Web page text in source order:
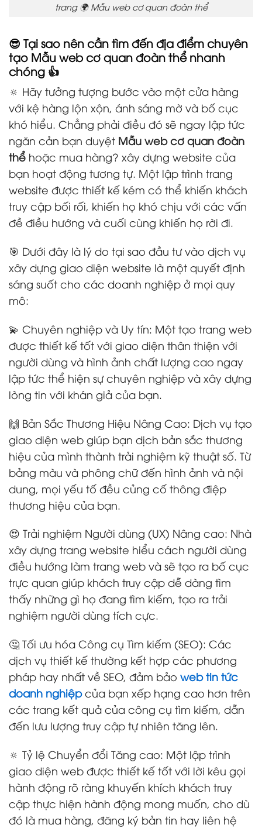
trang 🌍 Mẫu web cơ quan đoàn thể
😎 Tại sao nên cần tìm đến địa điểm chuyên
tạo Mẫu web cơ quan đoàn thể nhanh
chóng 👍
🔅 Hãy tưởng tượng bước vào một cửa hàng
với kệ hàng lộn xộn, ánh sáng mờ và bố cục
khó hiểu. Chẳng phải điều đó sẽ ngay lập tức
ngăn cản bạn duyệt Mẫu web cơ quan đoàn
thể hoặc mua hàng? xây dựng website của
bạn hoạt động tương tự. Một lập trình trang
website được thiết kế kém có thể khiến khách
truy cập bối rối, khiến họ khó chịu với các vấn
đề điều hướng và cuối cùng khiến họ rời đi.
🎯 Dưới đây là lý do tại sao đầu tư vào dịch vụ
xây dựng giao diện website là một quyết định
sáng suốt cho các doanh nghiệp ở mọi quy
mô:
💫 Chuyên nghiệp và Uy tín: Một tạo trang web
được thiết kế tốt với giao diện thân thiện với
người dùng và hình ảnh chất lượng cao ngay
lập tức thể hiện sự chuyên nghiệp và xây dựng
lòng tin với khán giả của bạn.
🙌 Bản Sắc Thương Hiệu Nâng Cao: Dịch vụ tạo
giao diện web giúp bạn dịch bản sắc thương
hiệu của mình thành trải nghiệm kỹ thuật số. Từ
bảng màu và phông chữ đến hình ảnh và nội
dung, mọi yếu tố đều củng cố thông điệp
thương hiệu của bạn.
😍 Trải nghiệm Người dùng (UX) Nâng cao: Nhà
xây dựng trang website hiểu cách người dùng
điều hướng làm trang web và sẽ tạo ra bố cục
trực quan giúp khách truy cập dễ dàng tìm
thấy những gì họ đang tìm kiếm, tạo ra trải
nghiệm người dùng tích cực.
🤔 Tối ưu hóa Công cụ Tìm kiếm (SEO): Các
dịch vụ thiết kế thường kết hợp các phương
pháp hay nhất về SEO, đảm bảo web tin tức
doanh nghiệpcủa bạn xếp hạng cao hơn trên
các trang kết quả của công cụ tìm kiếm, dẫn
đến lưu lượng truy cập tự nhiên tăng lên.
🔅 Tỷ lệ Chuyển đổi Tăng cao: Một lập trình
giao diện web được thiết kế tốt với lời kêu gọi
hành động rõ ràng khuyến khích khách truy
cập thực hiện hành động mong muốn, cho dù
đó là mua hàng, đăng ký bản tin hay liên hệ